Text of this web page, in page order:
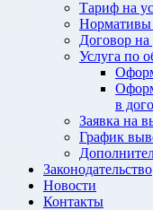
Тариф на
Договор
Услуга по
в
Заявка на
График
Законодательство
Новости
Контакты